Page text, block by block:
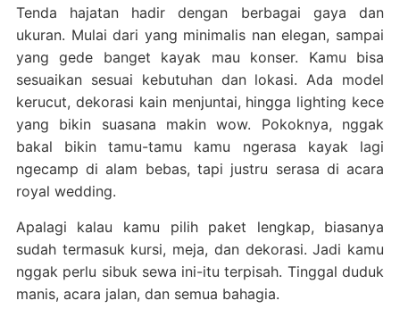
Tenda hajatan hadir dengan berbagai gaya dan
ukuran. Mulai dari yang minimalis nan elegan, sampai
yang gede banget kayak mau konser. Kamu bisa
sesuaikan sesuai kebutuhan dan lokasi. Ada model
kerucut, dekorasi kain menjuntai, hingga lighting kece
yang bikin suasana makin wow. Pokoknya, nggak
bakal bikin tamu-tamu kamu ngerasa kayak lagi
ngecamp di alam bebas, tapi justru serasa di acara
royal wedding.
Apalagi kalau kamu pilih paket lengkap, biasanya
sudah termasuk kursi, meja, dan dekorasi. Jadi kamu
nggak perlu sibuk sewa ini-itu terpisah. Tinggal duduk
manis, acara jalan, dan semua bahagia.